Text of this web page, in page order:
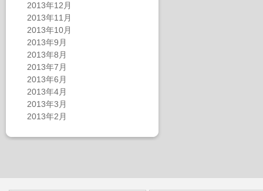
2013年12月
2013年11月
2013年10月
2013年9月
2013年8月
2013年7月
2013年6月
2013年4月
2013年3月
2013年2月